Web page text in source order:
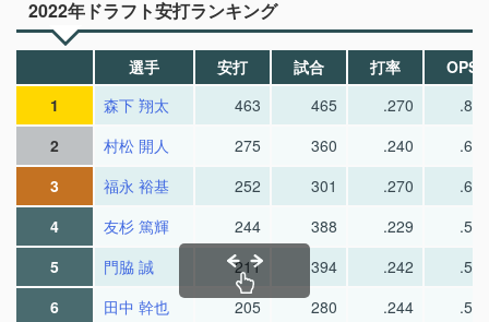
2022年ドラフト安打ランキング
選手 安打 試合 打率
OPS
1
森下 翔太 463 465 .270
.810
2
村松 開人 275 360 .240
.617
3
福永 裕基 252 301 .270
.693
4
友杉 篤輝 244 388 .229
.537
5
門脇 誠 211 394 .242
.594
6
田中 幹也 205 280 .244
.597